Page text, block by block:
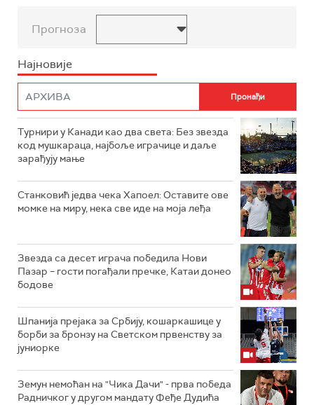
Прогноза
Најновије
Турнири у Канади као два света: Без звезда
код мушкараца, најбоље играчице и даље
зарађују мање
Станковић једва чека Хапоел: Оставите ове
момке на миру, нека све иде на моја леђа
Звезда са десет играча победила Нови
Пазар – гости погађали пречке, Катаи донео
бодове
Шпанија прејакa за Србију, кошаркашице у
борби за бронзу на Светском првенству за
јуниорке
Земун немоћан на "Чика Дачи" - прва победа
Радничког у другом мандату Феђе Дудића